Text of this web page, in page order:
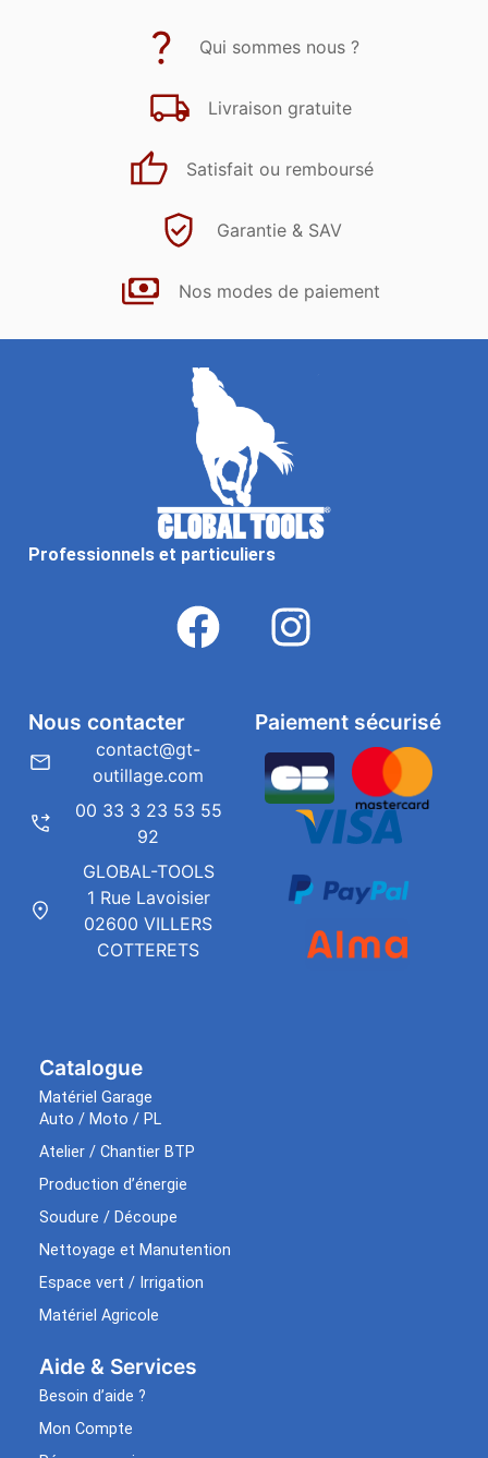
Qui sommes nous ?
Livraison gratuite
Satisfait ou remboursé
Garantie & SAV
Nos modes de paiement
Professionnels et particuliers
Catalogue
Matériel Garage
Auto / Moto / PL
Atelier / Chantier BTP
Production d’énergie
Soudure / Découpe
Nettoyage et Manutention
Espace vert / Irrigation
Matériel Agricole
Aide & Services​
Besoin d’aide ?
Mon Compte
Paiement sécurisé
Nous contacter
contact@gt-
outillage.com
00 33 3 23 53 55
92
GLOBAL-TOOLS
1 Rue Lavoisier
02600 VILLERS
COTTERETS